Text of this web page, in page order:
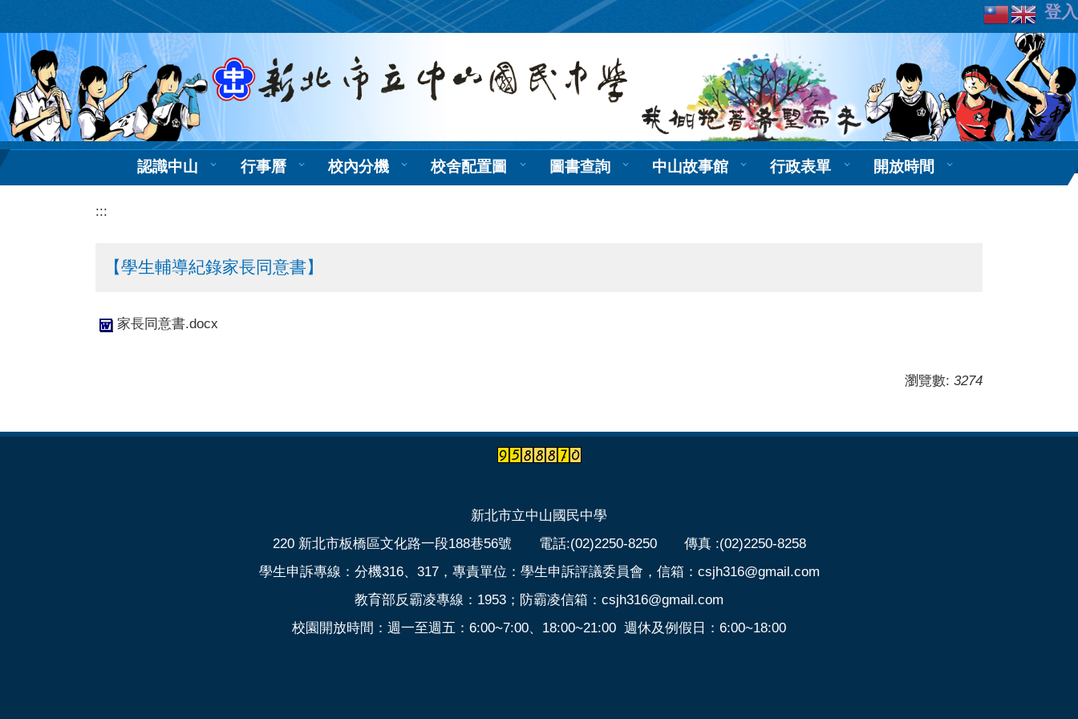
到
主
要
內
容
區
登入
認識中山 行事曆 校內分機 校舍配置圖 圖書查詢 中山故事館 行政表單 開放時間
:::
【學生輔導紀錄家長同意書】
家長同意書.docx
瀏覽數: 3274
新北市立中山國民中學
220 新北市板橋區文化路一段188巷56號 電話:(02)2250-8250 傳真 :(02)2250-8258
學生申訴專線：分機316、317，專責單位：學生申訴評議委員會，信箱：csjh316@gmail.com
教育部反霸凌專線：1953；防霸凌信箱：csjh316@gmail.com
校園開放時間：週一至週五：6:00~7:00、18:00~21:00 週休及例假日：6:00~18:00